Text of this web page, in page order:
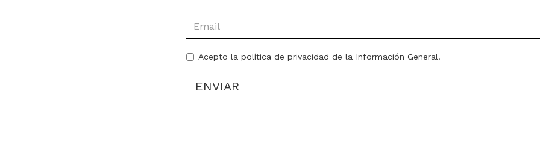
Acepto la política de privacidad de la Información General.